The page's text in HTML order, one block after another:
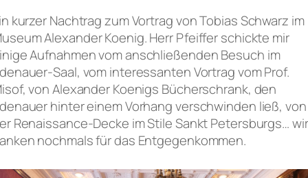
kurzer Nachtrag zum Vortrag von Tobias Schwarz im
Alexander Koenig. Herr Pfeiffer schickte mir
Aufnahmen vom anschließenden Besuch im
Saal, vom interessanten Vortrag vom Prof.
von Alexander Koenigs Bücherschrank, den
hinter einem Vorhang verschwinden ließ, von
Renaissance-Decke im Stile Sankt Petersburgs… wir
nochmals für das Entgegenkommen.